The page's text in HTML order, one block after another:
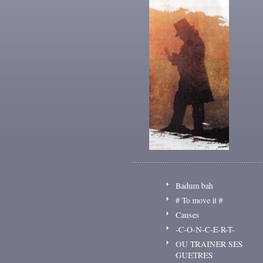
Badum bah
# To move it #
Causes
-C-O-N-C-E-R-T-
OU TRAINER SES
GUETRES